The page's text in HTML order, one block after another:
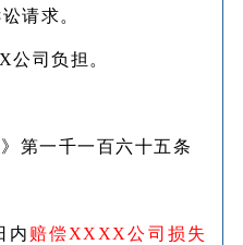
请求。
司负担。
第一千一百六十五条
内 赔偿XXXX公司损失